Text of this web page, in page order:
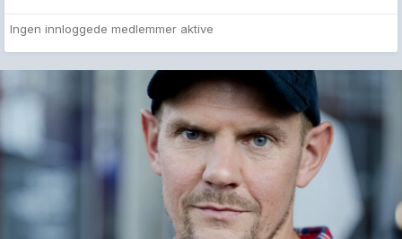
Ingen innloggede medlemmer aktive